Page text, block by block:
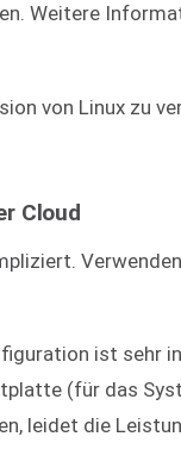
Weitere
von Linux zu
Cloud
ist sehr
(für das
leidet die